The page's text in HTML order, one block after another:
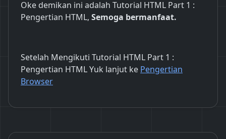
Oke demikan ini adalah Tutorial HTML Part 1 :
Pengertian HTML, Semoga bermanfaat.
Setelah Mengikuti Tutorial HTML Part 1 :
Pengertian HTML Yuk lanjut ke Pengertian
Browser